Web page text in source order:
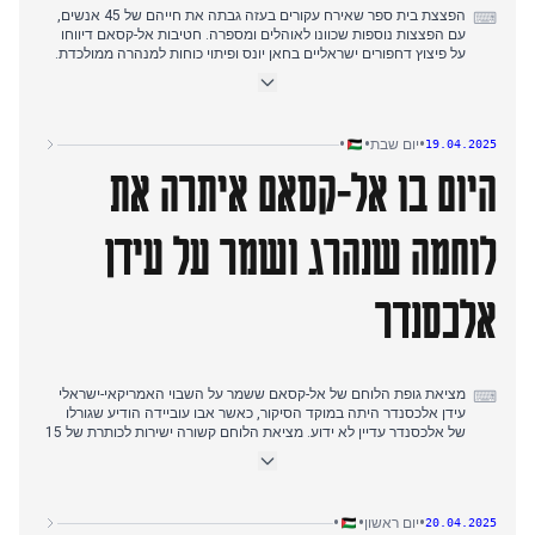
⌨
הפצצת בית ספר שאירח עקורים בעזה גבתה את חייהם של 45 אנשים,
עם הפצצות נוספות שכוונו לאוהלים ומספרה. חטיבות אל-קסאם דיווחו
על פיצוץ דחפורים ישראליים בחאן יונס ופיתוי כוחות למנהרה ממולכדת.
מקורות רבים ציטטו את דיווח הארץ לפיו ישראל הפכה את הרעבת עזה
מאז תחילת המלחמה.
עשרות אלפים קיימו תפילות יום שישי במסגד אל-אקצא למרות מגבלות
הכיבוש. תימן ירתה טילים לעבר ישראל לאחר שתקיפות אמריקאיות הרגו
הנשיא עבאס ערך את ביקורו הראשון בסוריה מאז נפילת אסד, ונפגש עם
הנשיא אחמד אל-שרע. סקר הצביע על כך ש-62% מהישראלים תומכים
בעסקת חילופי שבויים וסיום המלחמה.
19.04.2025
•יום שבת•
•
היום בו אל-קסאם איתרה את
לוחמה שנהרג ושמר על עידן
אלכסנדר
⌨ מציאת גופת הלוחם של אל-קסאם ששמר על השבוי האמריקאי-ישראלי
עידן אלכסנדר היתה במוקד הסיקור, כאשר אבו עוביידה הודיע שגורלו
של אלכסנדר עדיין לא ידוע. מציאת הלוחם קשורה ישירות לכותרת של 15
המלחמה, עם 600,000 ילדים שנמנעה מהם גישה לחינוך. סוכנויות
20.04.2025
•יום ראשון•
•